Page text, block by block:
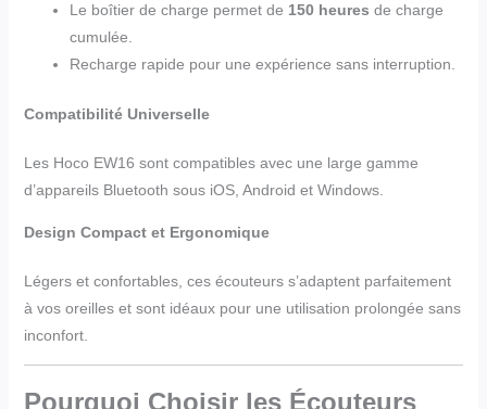
Le boîtier de charge permet de 150 heures de charge
cumulée.
Recharge rapide pour une expérience sans interruption.
Compatibilité Universelle
Les Hoco EW16 sont compatibles avec une large gamme
d’appareils Bluetooth sous iOS, Android et Windows.
Design Compact et Ergonomique
Légers et confortables, ces écouteurs s’adaptent parfaitement
à vos oreilles et sont idéaux pour une utilisation prolongée sans
inconfort.
Pourquoi Choisir les Écouteurs